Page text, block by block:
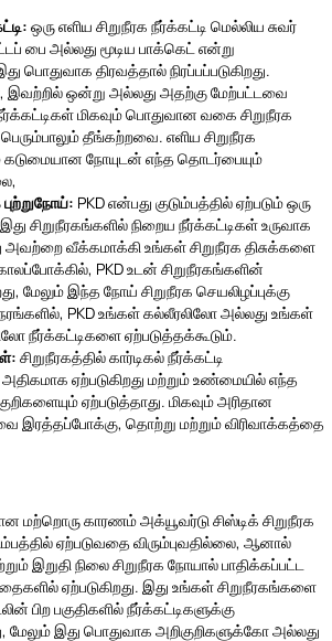
ஒரு எளிய சிறுநீரக நீர்க்கட்டி மெல்லிய சுவர்
பை அல்லது மூடிய பாக்கெட் என்று
இது பொதுவாக திரவத்தால் நிரப்பப்படுகிறது.
இவற்றில் ஒன்று அல்லது அதற்கு மேற்பட்டவை
மிகவும் பொதுவான வகை சிறுநீரக
தீங்கற்றவை. எளிய சிறுநீரக
கடுமையான நோயுடன் எந்த தொடர்பையும்
புற்றுநோய்: PKD என்பது குடும்பத்தில் ஏற்படும் ஒரு
சிறுநீரகங்களில் நிறைய நீர்க்கட்டிகள் உருவாக
அவற்றை வீக்கமாக்கி உங்கள் சிறுநீரக திசுக்களை
காலப்போக்கில், PKD உடன் சிறுநீரகங்களின்
மேலும் இந்த நோய் சிறுநீரக செயலிழப்புக்கு
PKD உங்கள் கல்லீரலிலோ அல்லது உங்கள்
நீர்க்கட்டிகளை ஏற்படுத்தக்கூடும்.
சிறுநீரகத்தில் கார்டிகல் நீர்க்கட்டி
ஏற்படுகிறது மற்றும் உண்மையில் எந்த
ஏற்படுத்தாது. மிகவும் அரிதான
இரத்தப்போக்கு, தொற்று மற்றும் விரிவாக்கத்தை
மற்றொரு காரணம் அக்யூவர்டு சிஸ்டிக் சிறுநீரக
ஏற்படுவதை விரும்புவதில்லை, ஆனால்
இறுதி நிலை சிறுநீரக நோயால் பாதிக்கப்பட்ட
ஏற்படுகிறது. இது உங்கள் சிறுநீரகங்களை
பிற பகுதிகளில் நீர்க்கட்டிகளுக்கு
இது பொதுவாக அறிகுறிகளுக்கோ அல்லது